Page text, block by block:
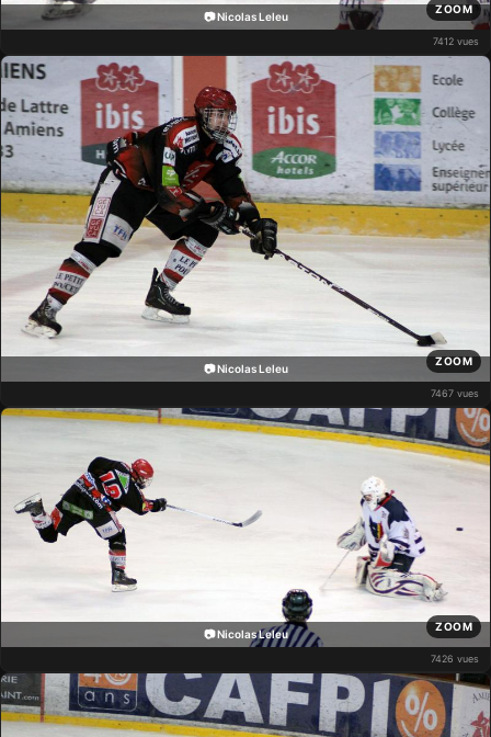
📷 Nicolas Leleu
ZOOM
7412 vues
📷 Nicolas Leleu
ZOOM
7467 vues
📷 Nicolas Leleu
ZOOM
7426 vues